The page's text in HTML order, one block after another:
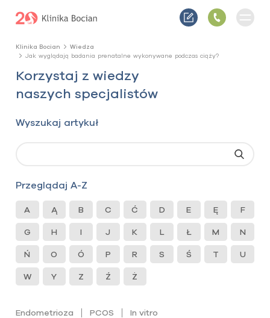
Klinika Bocian
Wiedza
Jak wyglądają badania prenatalne wykonywane podczas ciąży?
Korzystaj z wiedzy
naszych specjalistów
Wyszukaj artykuł
Przeglądaj A-Z
A Ą B C Ć D E Ę F
G H I J K L Ł M N
Ń O Ó P R S Ś T U
W Y Z Ź Ż
Endometrioza PCOS
In vitro